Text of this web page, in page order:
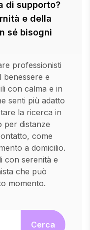
di supporto?
e della
sé bisogni
professionisti
benessere e
con calma e in
senti più adatto
la ricerca in
per distanze
come
a domicilio.
con serenità e
che può
momento.
Cerca